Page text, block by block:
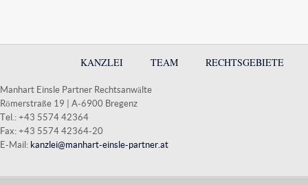
KANZLEI TEAM RECHTSGEBIETE
Manhart Einsle Partner Rechtsanwälte
Römerstraße 19 | A-6900 Bregenz
Tel.: +43 5574 42364
Fax: +43 5574 42364-20
E-Mail: kanzlei@manhart-einsle-partner.at